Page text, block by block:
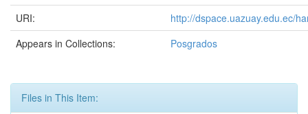
URI:
http://dspace.uazuay.edu.ec/
Appears in Collections:
Posgrados
Files in This Item: